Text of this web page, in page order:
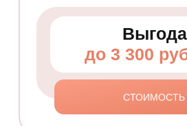
СТОИМОСТЬ
Выгода
до 3 300